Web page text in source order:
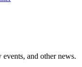
and other news.